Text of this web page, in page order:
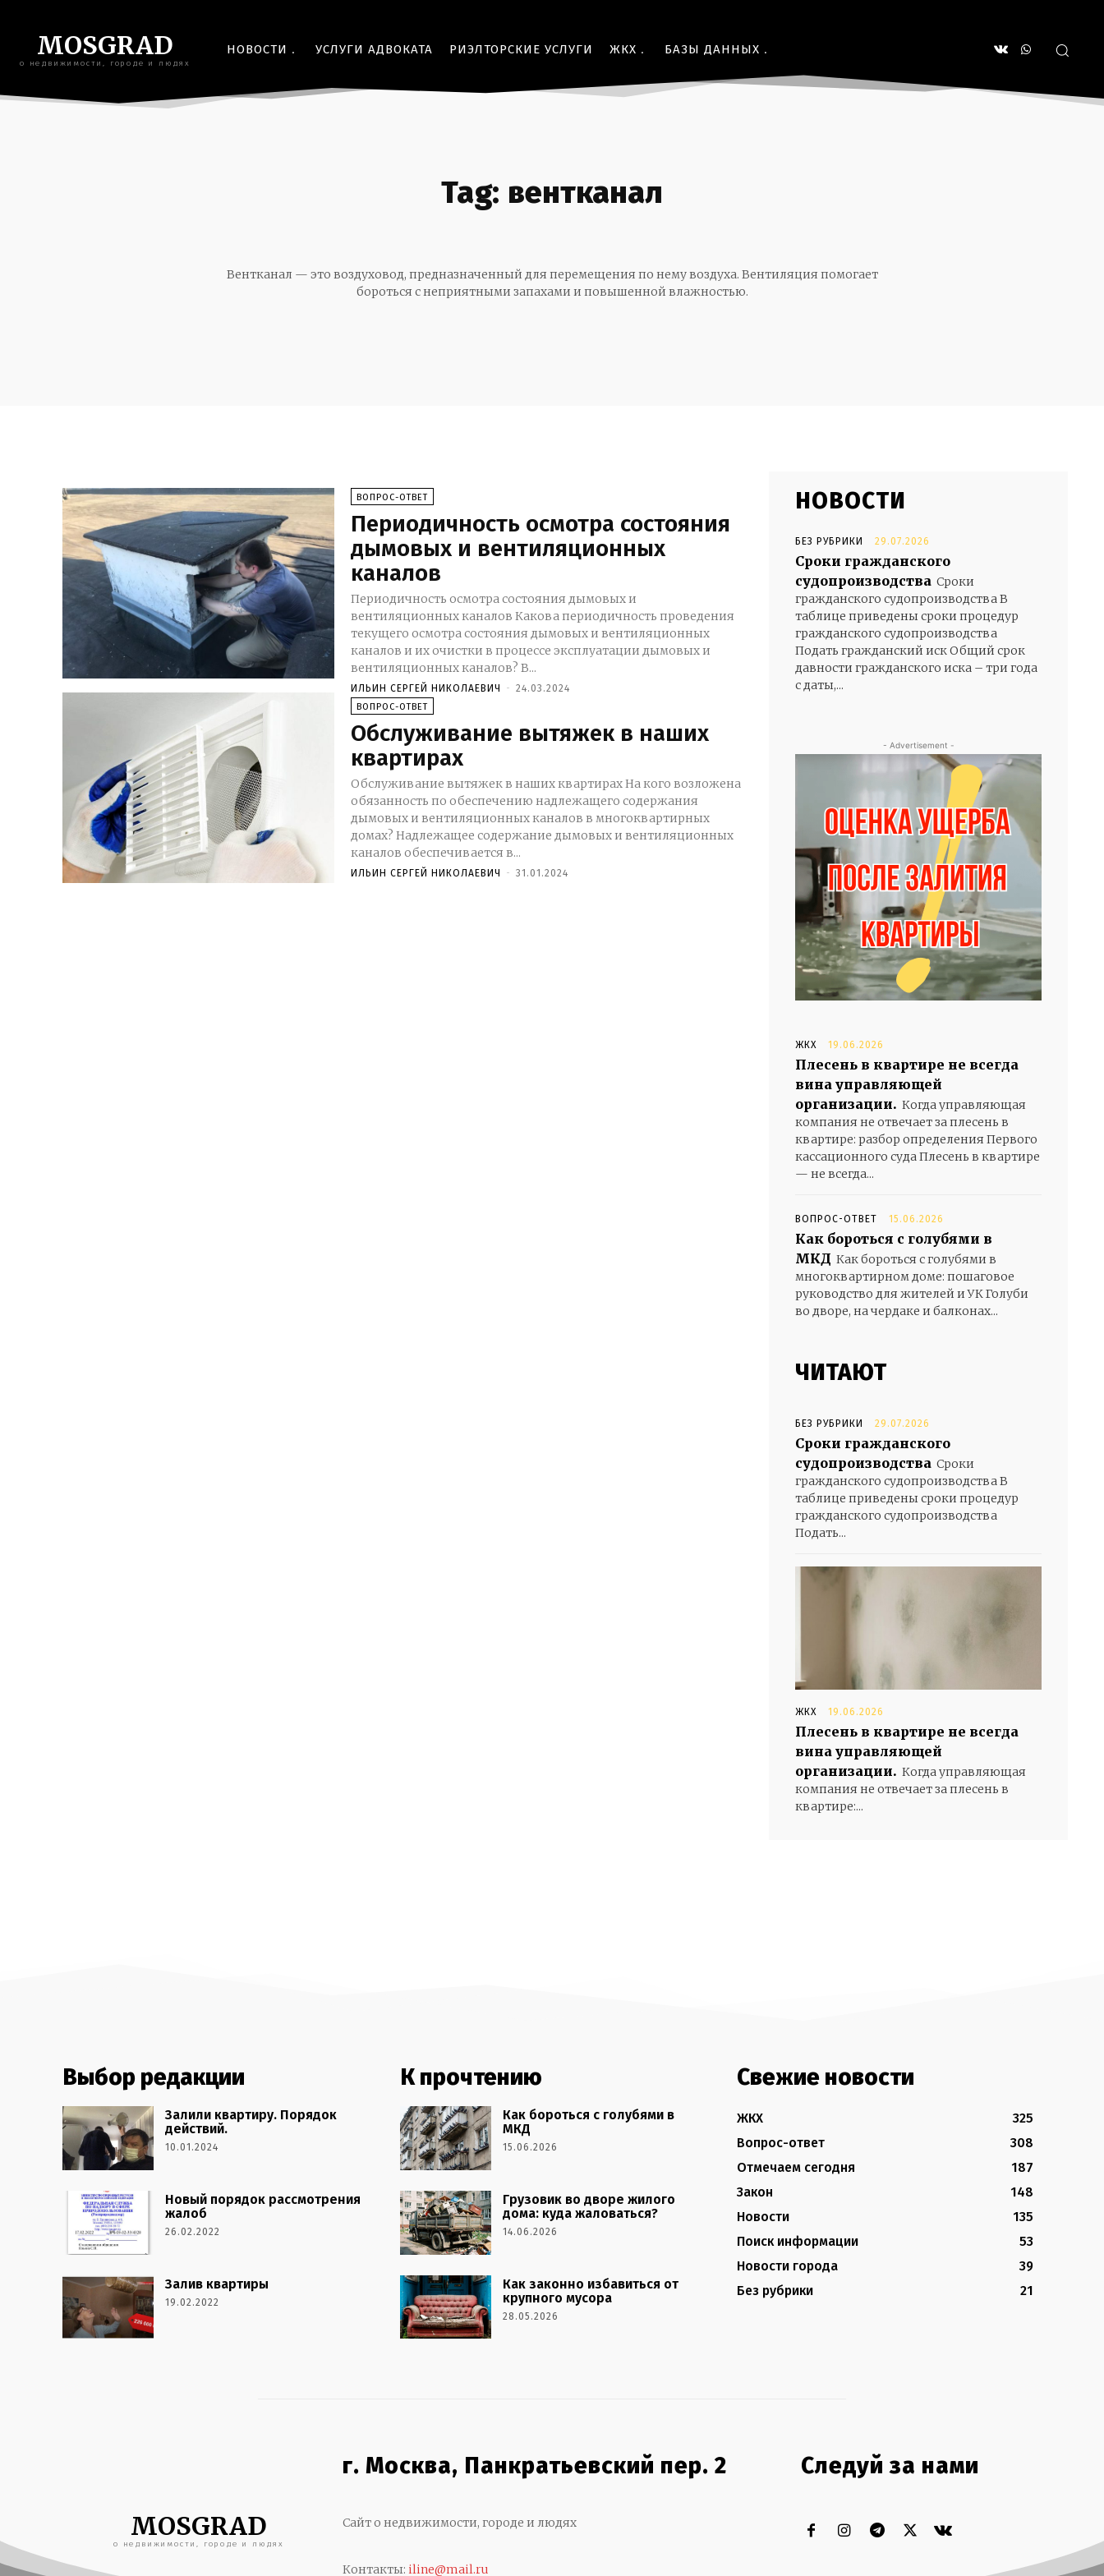
MOSGRAD
о недвижимости, городе и людях
НОВОСТИ УСЛУГИ АДВОКАТА РИЭЛТОРСКИЕ УСЛУГИ ЖКХ БАЗЫ ДАННЫХ
Tag: вентканал
Вентканал — это воздуховод, предназначенный для перемещения по нему воздуха. Вентиляция помогает
бороться с неприятными запахами и повышенной влажностью.
ВОПРОС-ОТВЕТ
Периодичность осмотра состояния
дымовых и вентиляционных
каналов
Периодичность осмотра состояния дымовых и
вентиляционных каналов Какова периодичность проведения
текущего осмотра состояния дымовых и вентиляционных
каналов и их очистки в процессе эксплуатации дымовых и
вентиляционных каналов? В...
ИЛЬИН СЕРГЕЙ НИКОЛАЕВИЧ - 24.03.2024
ВОПРОС-ОТВЕТ
Обслуживание вытяжек в наших
квартирах
Обслуживание вытяжек в наших квартирах На кого возложена
обязанность по обеспечению надлежащего содержания
дымовых и вентиляционных каналов в многоквартирных
домах? Надлежащее содержание дымовых и вентиляционных
каналов обеспечивается в...
ИЛЬИН СЕРГЕЙ НИКОЛАЕВИЧ - 31.01.2024
НОВОСТИ
БЕЗ РУБРИКИ 29.07.2026
Сроки гражданского
судопроизводства Сроки
гражданского судопроизводства В
таблице приведены сроки процедур
гражданского судопроизводства
Подать гражданский иск Общий срок
давности гражданского иска – три года
с даты,...
- Advertisement -
ЖКХ 19.06.2026
Плесень в квартире не всегда
вина управляющей
организации. Когда управляющая
компания не отвечает за плесень в
квартире: разбор определения Первого
кассационного суда Плесень в квартире
— не всегда...
ВОПРОС-ОТВЕТ 15.06.2026
Как бороться с голубями в
МКД Как бороться с голубями в
многоквартирном доме: пошаговое
руководство для жителей и УК Голуби
во дворе, на чердаке и балконах...
ЧИТАЮТ
БЕЗ РУБРИКИ 29.07.2026
Сроки гражданского
судопроизводства Сроки
гражданского судопроизводства В
таблице приведены сроки процедур
гражданского судопроизводства
Подать...
ЖКХ 19.06.2026
Плесень в квартире не всегда
вина управляющей
организации. Когда управляющая
компания не отвечает за плесень в
квартире:...
Выбор редакции
Залили квартиру. Порядок
действий.
10.01.2024
Новый порядок рассмотрения
жалоб
26.02.2022
Залив квартиры
19.02.2022
К прочтению
Как бороться с голубями в
МКД
15.06.2026
Грузовик во дворе жилого
дома: куда жаловаться?
14.06.2026
Как законно избавиться от
крупного мусора
28.05.2026
Свежие новости
ЖКХ
325
Вопрос-ответ
308
Отмечаем сегодня
187
Закон
148
Новости
135
Поиск информации
53
Новости города
39
Без рубрики
21
MOSGRAD
о недвижимости, городе и людях
г. Москва, Панкратьевский пер. 2
Сайт о недвижимости, городе и людях
Контакты: iline@mail.ru
Следуй за нами